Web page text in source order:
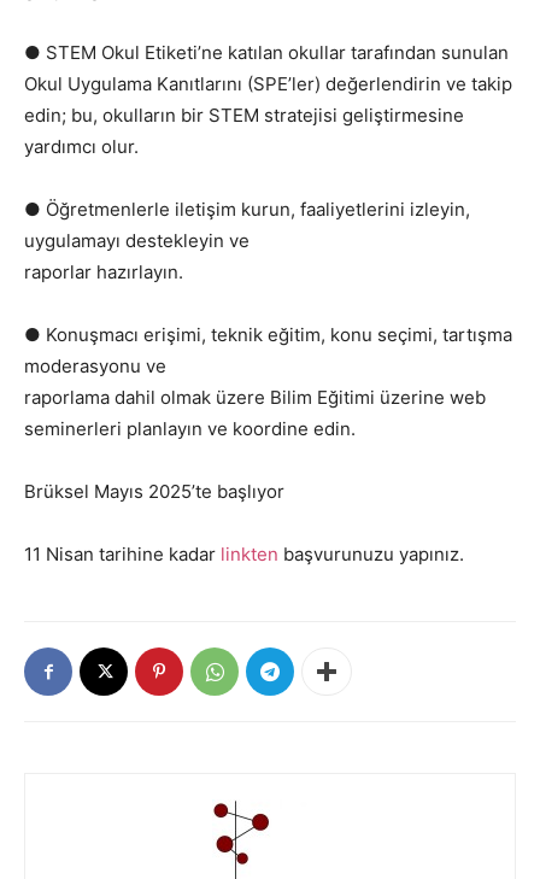
● STEM Okul Etiketi’ne katılan okullar tarafından sunulan
Okul Uygulama Kanıtlarını (SPE’ler) değerlendirin ve takip
edin; bu, okulların bir STEM stratejisi geliştirmesine
yardımcı olur.
● Öğretmenlerle iletişim kurun, faaliyetlerini izleyin,
uygulamayı destekleyin ve
raporlar hazırlayın.
● Konuşmacı erişimi, teknik eğitim, konu seçimi, tartışma
moderasyonu ve
raporlama dahil olmak üzere Bilim Eğitimi üzerine web
seminerleri planlayın ve koordine edin.
Brüksel Mayıs 2025’te başlıyor
11 Nisan tarihine kadar linkten başvurunuzu yapınız.